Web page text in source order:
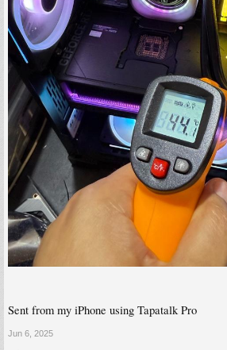
Sent from my iPhone using Tapatalk Pro
Jun 6, 2025